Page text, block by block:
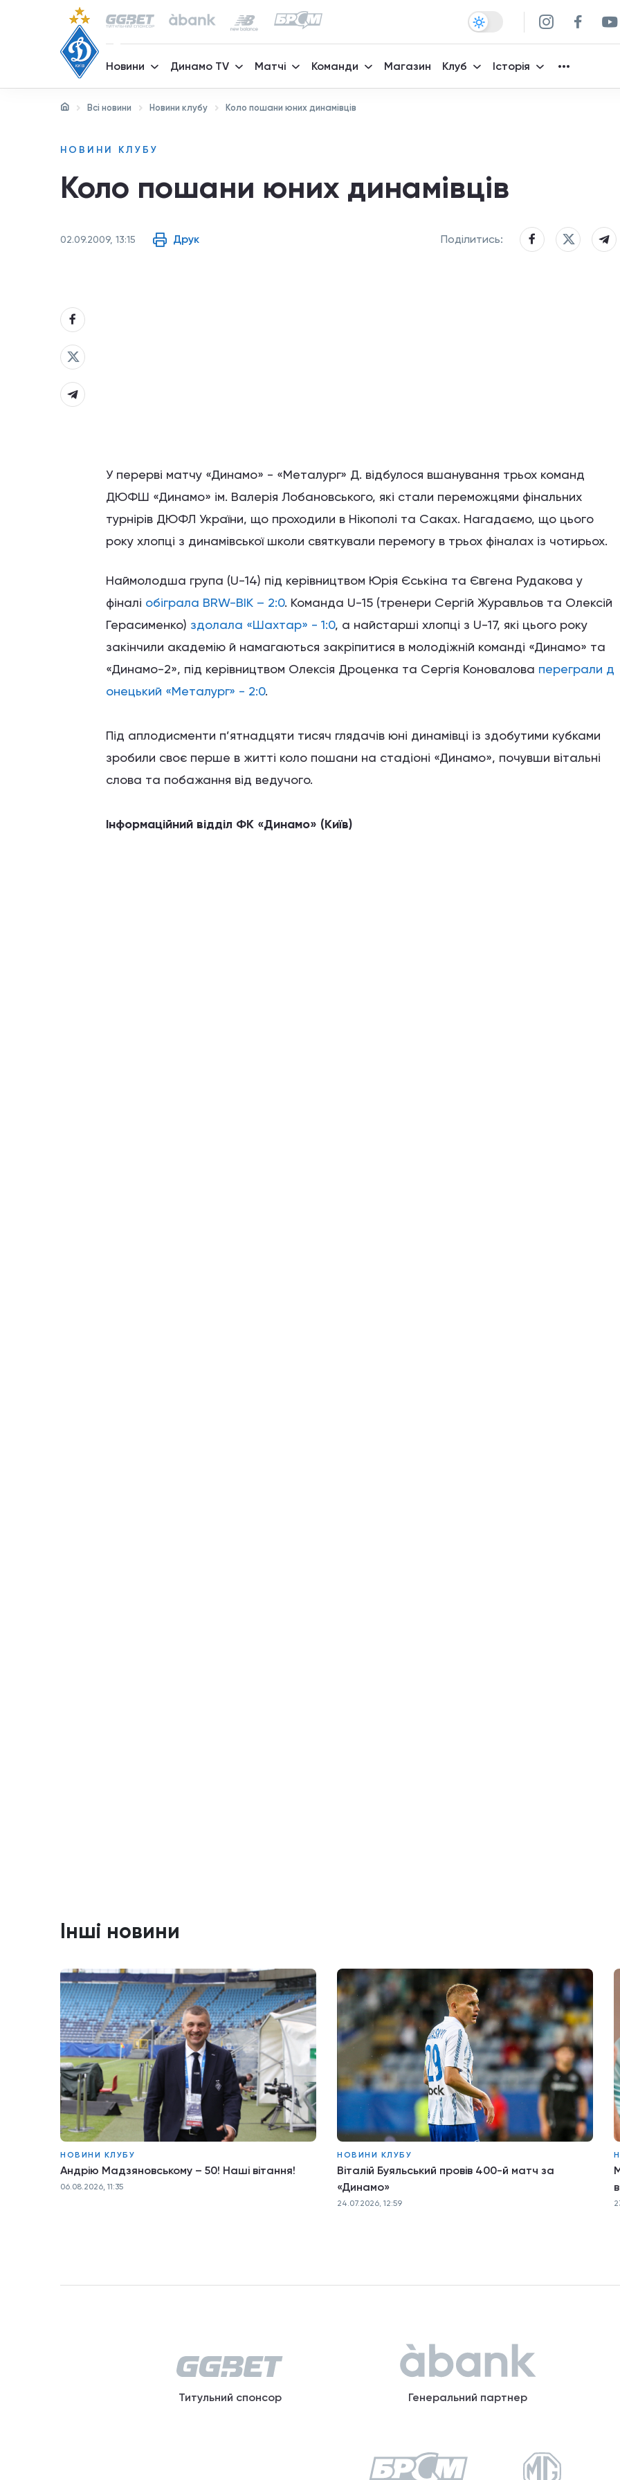
Новини Динамо TV Матчі Команди Магазин Клуб Історія
Всі новини Новини клубу Коло пошани юних динамівців
НОВИНИ КЛУБУ
Коло пошани юних динамівців
02.09.2009, 13:15 Друк Поділитись:
У перерві матчу «Динамо» - «Металург» Д. відбулося вшанування трьох команд
ДЮФШ «Динамо» ім. Валерія Лобановського, які стали переможцями фінальних
турнірів ДЮФЛ України, що проходили в Нікополі та Саках. Нагадаємо, що цього
року хлопці з динамівської школи святкували перемогу в трьох фіналах із чотирьох.
Наймолодша група (U-14) під керівництвом Юрія Єськіна та Євгена Рудакова у
фіналі обіграла BRW-BIK – 2:0. Команда U-15 (тренери Сергій Журавльов та Олексій
Герасименко) здолала «Шахтар» - 1:0, а найстарші хлопці з U-17, які цього року
закінчили академію й намагаються закріпитися в молодіжній команді «Динамо» та
«Динамо-2», під керівництвом Олексія Дроценка та Сергія Коновалова переграли д
онецький «Металург» - 2:0.
Під аплодисменти п’ятнадцяти тисяч глядачів юні динамівці із здобутими кубками
зробили своє перше в житті коло пошани на стадіоні «Динамо», почувши вітальні
слова та побажання від ведучого.
Інформаційний відділ ФК «Динамо» (Київ)
Інші новини
НОВИНИ КЛУБУ
Андрію Мадзяновському – 50! Наші вітання!
06.08.2026, 11:35
НОВИНИ КЛУБУ
Віталій Буяльський провів 400-й матч за
«Динамо»
24.07.2026, 12:59
Титульний спонсор Генеральний партнер